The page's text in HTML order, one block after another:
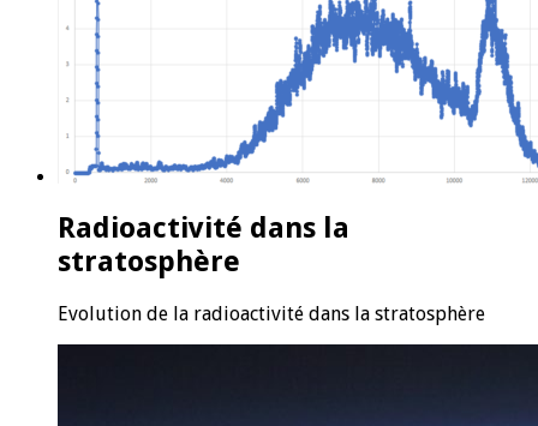
Radioactivité dans la
stratosphère
Evolution de la radioactivité dans la stratosphère